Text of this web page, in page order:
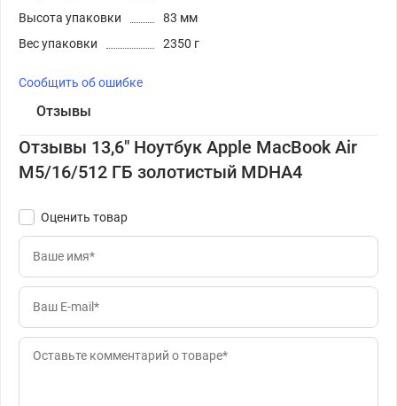
Высота упаковки
83 мм
Вес упаковки
2350 г
Сообщить об ошибке
Отзывы
Отзывы 13,6" Ноутбук Apple MacBook Air
M5/16/512 ГБ золотистый MDHA4
Оценить товар